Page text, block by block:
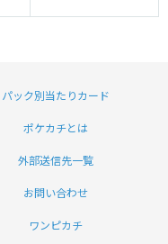
パック別当たりカード
ポケカチとは
外部送信先一覧
お問い合わせ
ワンピカチ